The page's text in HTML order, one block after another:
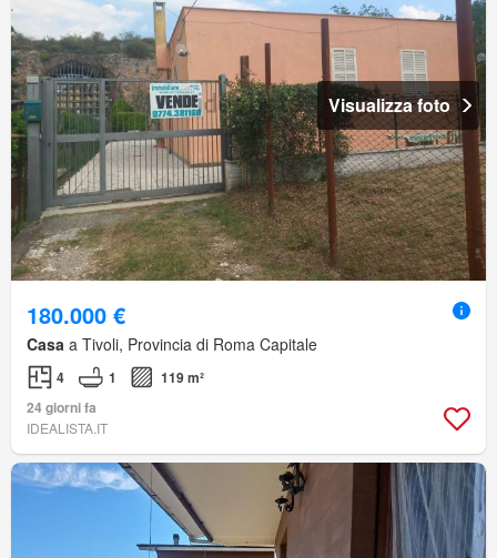
Visualizza foto
180.000 €
Casa a Tivoli, Provincia di Roma Capitale
4 1
119 m²
24 giorni fa
IDEALISTA.IT